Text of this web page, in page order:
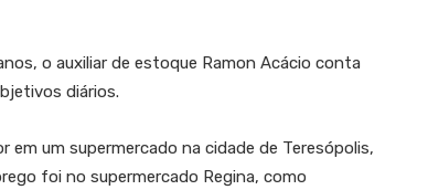
o auxiliar de estoque Ramon Acácio conta
diários.
um supermercado na cidade de Teresópolis,
foi no supermercado Regina, como